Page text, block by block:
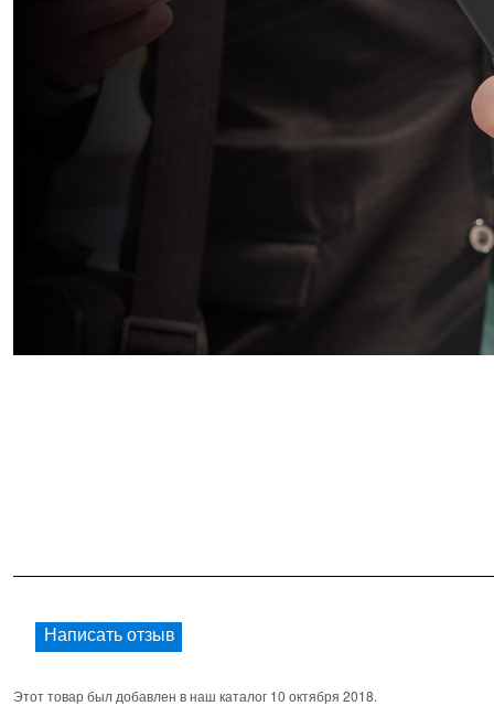
Написать отзыв
Этот товар был добавлен в наш каталог 10 октября 2018.